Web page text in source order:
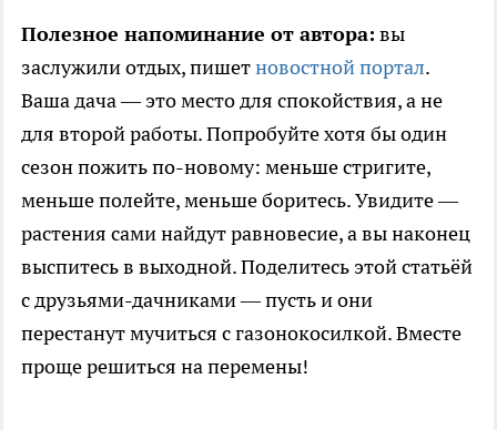
Полезное напоминание от автора: вы
заслужили отдых, пишетновостной портал.
Ваша дача — это место для спокойствия, а не
для второй работы. Попробуйте хотя бы один
сезон пожить по-новому: меньше стригите,
меньше полейте, меньше боритесь. Увидите —
растения сами найдут равновесие, а вы наконец
выспитесь в выходной. Поделитесь этой статьёй
с друзьями-дачниками — пусть и они
перестанут мучиться с газонокосилкой. Вместе
проще решиться на перемены!